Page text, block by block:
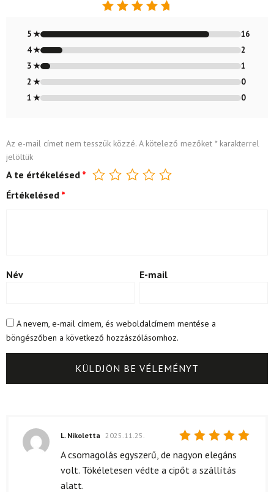
4.79/ 5
5 ★
16
4 ★
2
3 ★
1
2 ★
0
1 ★
0
Az e-mail címet nem tesszük közzé. A kötelező mezőket *karakterrel
jelöltük
A te értékelésed *
Értékelésed *
Név E-mail
A nevem, e-mail címem, és weboldalcímem mentése a
böngészőben a következő hozzászólásomhoz.
Értékelés:
5/ 5
L. Nikoletta 2025.11.25.
A csomagolás egyszerű, de nagyon elegáns
volt. Tökéletesen védte a cipőt a szállítás
alatt.